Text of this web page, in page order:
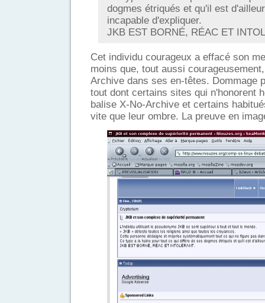
dogmes étriqués et qu'il est
incapable d'expliquer.
JKB EST BORNÉ, RÉAC ET
Cet individu courageux a effacé son
moins que, tout aussi
Archive dans ses en-têtes. Dommage
tout dont certains sites qui n'honorent
balise X-No-Archive et certains
vite que leur ombre. La preuve en